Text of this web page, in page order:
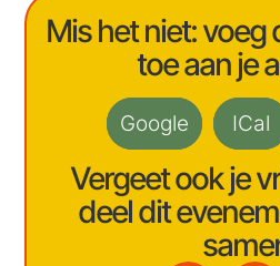
Mis het niet: voeg
toe aan je
Google ICal
Vergeet ook je
deel dit